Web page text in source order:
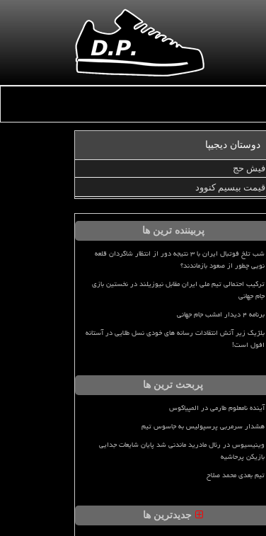
دوستان دیجیپا
فیش حج
قیمت بیسیم کنوود
پربیننده ترین ها
شب تلخ فوتبال ایران با ۳ نتیجه دور از انتظار شاگردان قلعه
نویی چطور از صعود بازماندند؟
ترکیب احتمالی تیم ملی ایران مقابل نیوزیلند در نخستین بازی
جام جهانی
برنامه ۴ دیدار امشب جام جهانی
بلژیک زیر آتش انتقادات رسانه های خودی نسل طلایی در آستانه
افول است!
پربحث ترین ها
آینده نامعلوم طارمی در المپیاکوس
هشدار سرمربی پرسپولیس به جاسوس تیم
وینیسیوس در رئال مادرید ماندنی شد پایان شایعات جدایی
بازیکن پرحاشیه
تیم بعدی محمد صلاح
جدیدترین ها